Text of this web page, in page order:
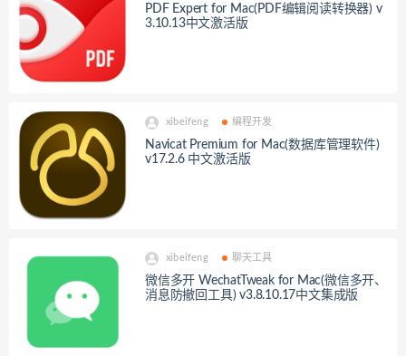
PDF Expert for Mac(PDF编辑阅读转换器) v
3.10.13中文激活版
xibeifeng 编程开发
Navicat Premium for Mac(数据库管理软件)
v17.2.6 中文激活版
xibeifeng 聊天工具
微信多开 WechatTweak for Mac(微信多开、
消息防撤回工具) v3.8.10.17中文集成版